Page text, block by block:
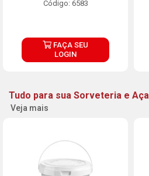
Código: 6583
FAÇA SEU
LOGIN
Tudo para sua Sorveteria e
Veja mais